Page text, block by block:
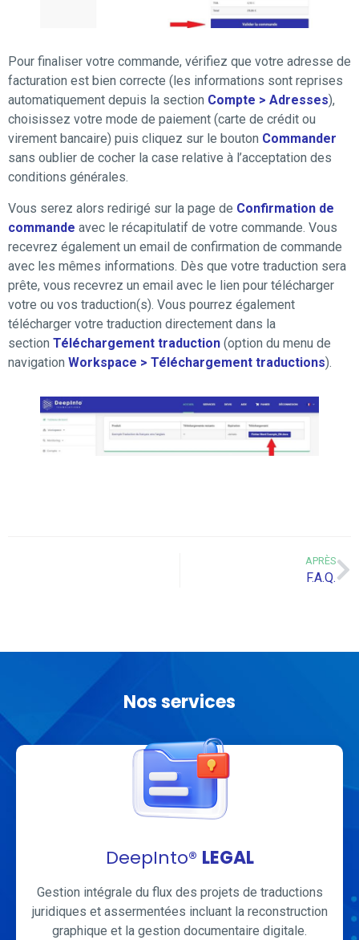
Pour finaliser votre commande, vérifiez que votre adresse de
facturation est bien correcte (les informations sont reprises
automatiquement depuis la section Compte > Adresses),
choisissez votre mode de paiement (carte de crédit ou
virement bancaire) puis cliquez sur le bouton Commander
sans oublier de cocher la case relative à l’acceptation des
conditions générales.
Vous serez alors redirigé sur la page de Confirmation de
commande avec le récapitulatif de votre commande. Vous
recevrez également un email de confirmation de commande
avec les mêmes informations. Dès que votre traduction sera
prête, vous recevrez un email avec le lien pour télécharger
votre ou vos traduction(s). Vous pourrez également
télécharger votre traduction directement dans la
section Téléchargement traduction (option du menu de
navigation Workspace > Téléchargement traductions).
APRÈS
F.A.Q.
Nos services
DeepInto® LEGAL
Gestion intégrale du flux des projets de traductions
juridiques et assermentées incluant la reconstruction
graphique et la gestion documentaire digitale.